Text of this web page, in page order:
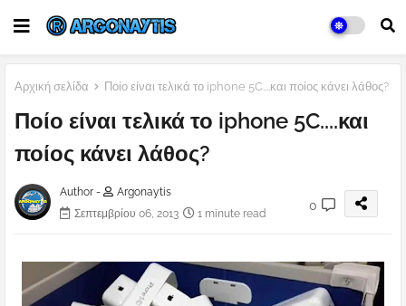
Αρχική σελίδα Ποίο είναι τελικά το iphone 5C....και ποίος κάνει λάθος?
Ποίο είναι τελικά το iphone 5C....και
ποίος κάνει λάθος?
Author -
Argonaytis
Σεπτεμβρίου 06, 2013
1 minute read
0